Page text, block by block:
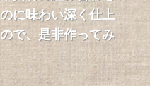
に味わい深く仕上
で、是非作ってみ